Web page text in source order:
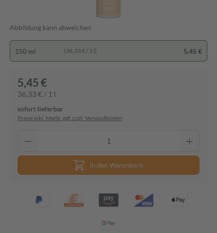
Abbildung kann abweichen
150 ml (36,33 € / 1 l) 5,45 €
5,45 €
36,33 € / 1 l
sofort lieferbar
Preise inkl. MwSt. ggf. zzgl. Versandkosten
In den Warenkorb